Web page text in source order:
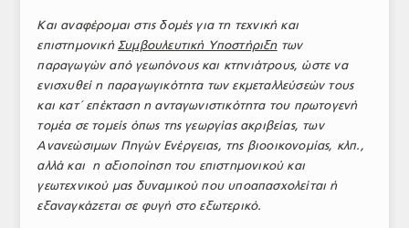
Και αναφέρομαι στις δομές για τη τεχνική και
επιστημονική Συμβουλευτική Υποστήριξητων
παραγωγών από γεωπόνους και κτηνιάτρους, ώστε να
ενισχυθεί η παραγωγικότητα των εκμεταλλεύσεών τους
και κατ΄ επέκταση η ανταγωνιστικότητα του πρωτογενή
τομέα σε τομείς όπως της γεωργίας ακριβείας, των
Ανανεώσιμων Πηγών Ενέργειας, της βιοοικονομίας, κλπ.,
αλλά και η αξιοποίηση του επιστημονικού και
γεωτεχνικού μας δυναμικού που υποαπασχολείται ή
εξαναγκάζεται σε φυγή στο εξωτερικό.